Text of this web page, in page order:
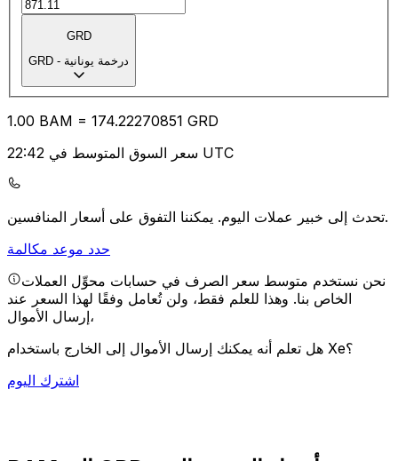
GRD
GRD - درخمة يونانية
1.00 BAM = 174.22270851 GRD
سعر السوق المتوسط في 22:42 UTC
تحدث إلى خبير عملات اليوم.يمكننا التفوق على أسعار المنافسين.
حدد موعد مكالمة
نحن نستخدم متوسط سعر الصرف في حسابات محوِّل العملات
الخاص بنا. وهذا للعلم فقط، ولن تُعامل وفقًا لهذا السعر عند
إرسال الأموال،
هل تعلم أنه يمكنك إرسال الأموال إلى الخارج باستخدام Xe؟
اشترك اليوم